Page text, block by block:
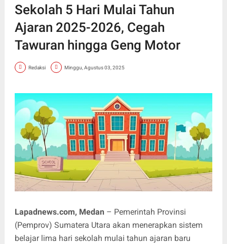
Sekolah 5 Hari Mulai Tahun
Ajaran 2025-2026, Cegah
Tawuran hingga Geng Motor
Redaksi Minggu, Agustus 03, 2025
Lapadnews.com, Medan – Pemerintah Provinsi
(Pemprov) Sumatera Utara akan menerapkan sistem
belajar lima hari sekolah mulai tahun ajaran baru